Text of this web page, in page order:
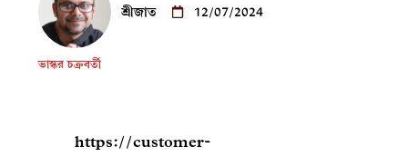
শ্রীজাত 12/07/2024
ভাস্কর চক্রবর্তী
https://customer-